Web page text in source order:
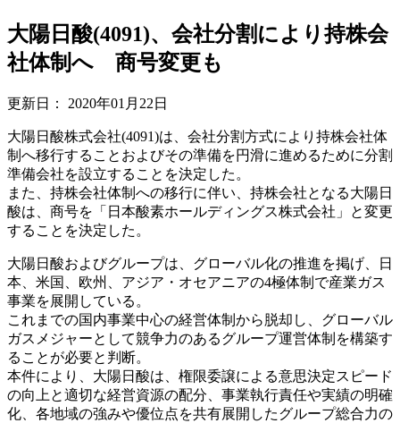
大陽日酸(4091)、会社分割により持株会
社体制へ 商号変更も
更新日： 2020年01月22日
大陽日酸株式会社(4091)は、会社分割方式により持株会社体
制へ移行することおよびその準備を円滑に進めるために分割
準備会社を設立することを決定した。
また、持株会社体制への移行に伴い、持株会社となる大陽日
酸は、商号を「日本酸素ホールディングス株式会社」と変更
することを決定した。
大陽日酸およびグループは、グローバル化の推進を掲げ、日
本、米国、欧州、アジア・オセアニアの4極体制で産業ガス
事業を展開している。
これまでの国内事業中心の経営体制から脱却し、グローバル
ガスメジャーとして競争力のあるグループ運営体制を構築す
ることが必要と判断。
本件により、大陽日酸は、権限委譲による意思決定スピード
の向上と適切な経営資源の配分、事業執行責任や実績の明確
化、各地域の強みや優位点を共有展開したグループ総合力の